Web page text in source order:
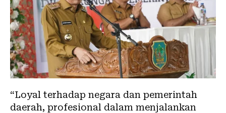
“Loyal terhadap negara dan pemerintah
daerah, profesional dalam menjalankan